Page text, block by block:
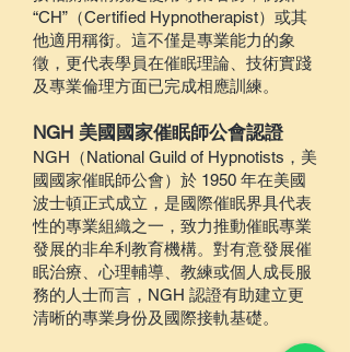
“CH”（Certified Hypnotherapist）或其
他適用稱銜。這不僅是專業能力的象
徵，更代表學員在催眠理論、技術實踐
及專業倫理方面已完成相應訓練。
NGH 美國國家催眠師公會認證
NGH（National Guild of Hypnotists，美
國國家催眠師公會）於 1950 年在美國
波士頓正式成立，是國際催眠界具代表
性的專業組織之一，致力推動催眠專業
發展的非牟利教育機構。對有意發展催
眠治療、心理輔導、教練或個人成長服
務的人士而言，NGH 認證有助建立更
清晰的專業身份及國際接軌基礎。